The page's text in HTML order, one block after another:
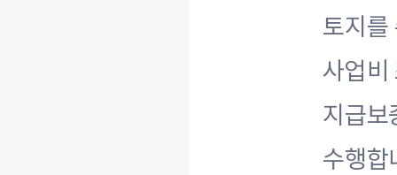
토지를
사업비
지급보
수행합